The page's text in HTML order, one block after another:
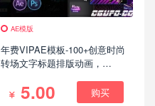
AE模版
年费VIPAE模板-100+创意时尚
转场文字标题排版动画，
Library5.00 购买